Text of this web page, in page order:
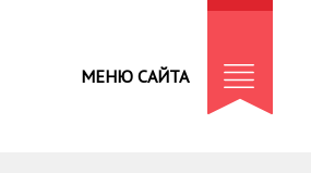
МЕНЮ САЙТА